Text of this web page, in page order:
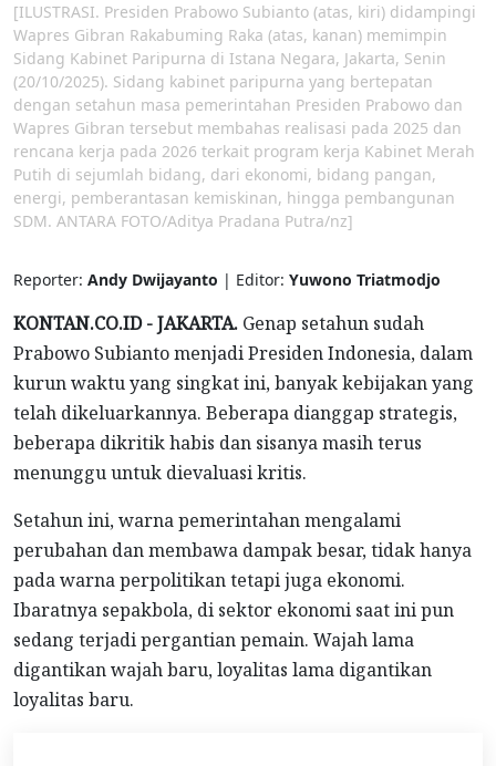
[ILUSTRASI. Presiden Prabowo Subianto (atas, kiri) didampingi
Wapres Gibran Rakabuming Raka (atas, kanan) memimpin
Sidang Kabinet Paripurna di Istana Negara, Jakarta, Senin
(20/10/2025). Sidang kabinet paripurna yang bertepatan
dengan setahun masa pemerintahan Presiden Prabowo dan
Wapres Gibran tersebut membahas realisasi pada 2025 dan
rencana kerja pada 2026 terkait program kerja Kabinet Merah
Putih di sejumlah bidang, dari ekonomi, bidang pangan,
energi, pemberantasan kemiskinan, hingga pembangunan
SDM. ANTARA FOTO/Aditya Pradana Putra/nz]
Reporter: Andy Dwijayanto | Editor: Yuwono Triatmodjo
KONTAN.CO.ID - JAKARTA. Genap setahun sudah
Prabowo Subianto menjadi Presiden Indonesia, dalam
kurun waktu yang singkat ini, banyak kebijakan yang
telah dikeluarkannya. Beberapa dianggap strategis,
beberapa dikritik habis dan sisanya masih terus
menunggu untuk dievaluasi kritis.
Setahun ini, warna pemerintahan mengalami
perubahan dan membawa dampak besar, tidak hanya
pada warna perpolitikan tetapi juga ekonomi.
Ibaratnya sepakbola, di sektor ekonomi saat ini pun
sedang terjadi pergantian pemain. Wajah lama
digantikan wajah baru, loyalitas lama digantikan
loyalitas baru.